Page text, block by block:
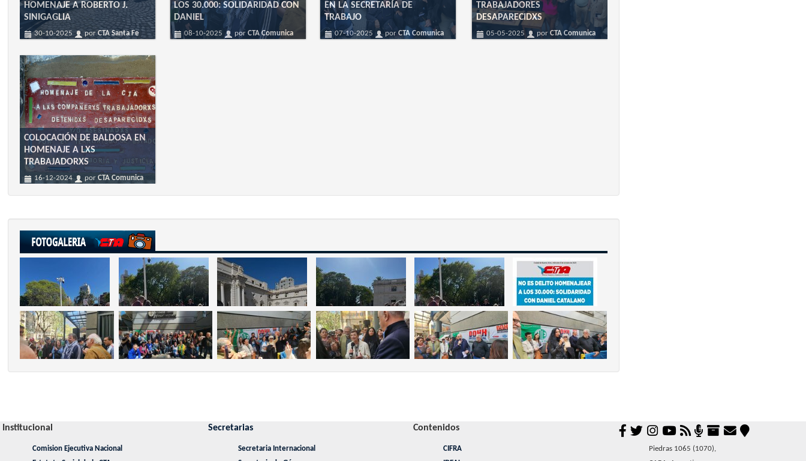
HOMENAJE A ROBERTO J.
SINIGAGLIA
30-10-2025 porCTA Santa Fe
LOS 30.000: SOLIDARIDAD CON
DANIEL
08-10-2025 porCTA Comunica
EN LA SECRETARÍA DE
TRABAJO
07-10-2025 por CTA Comunica
TRABAJADORES
DESAPARECIDXS
05-05-2025 por CTA Comunica
COLOCACIÓN DE BALDOSA EN
HOMENAJE A LXS
TRABAJADORXS
16-12-2024 porCTA Comunica
Institucional
Comision Ejecutiva Nacional
Secretarias
Secretaria Internacional
Contenidos
CIFRA
Piedras 1065 (1070),